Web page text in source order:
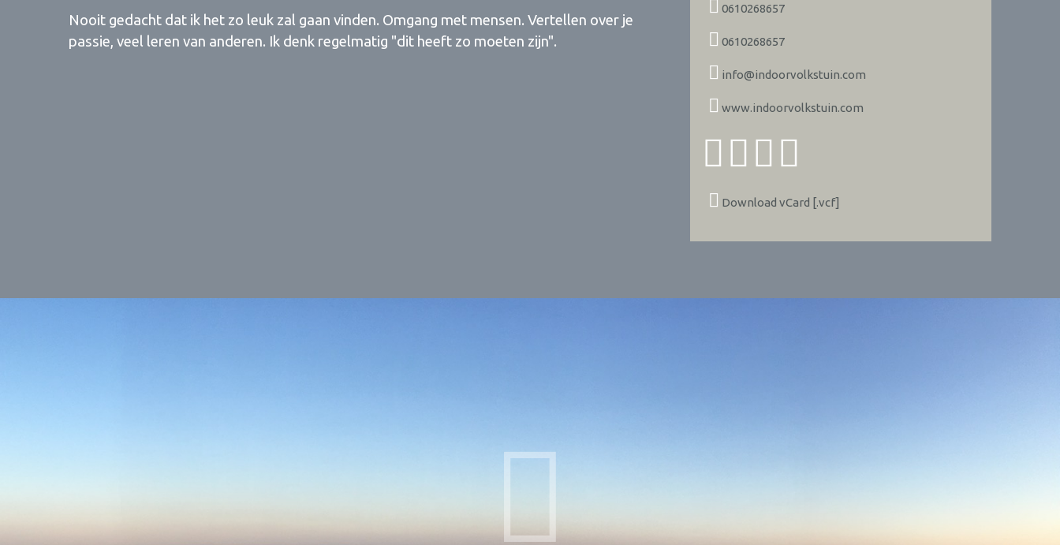
Nooit gedacht dat ik het zo leuk zal gaan vinden. Omgang met mensen. Vertellen over je
passie, veel leren van anderen. Ik denk regelmatig "dit heeft zo moeten zijn".
0610268657
0610268657
info@indoorvolkstuin.com
www.indoorvolkstuin.com
Download vCard [.vcf]